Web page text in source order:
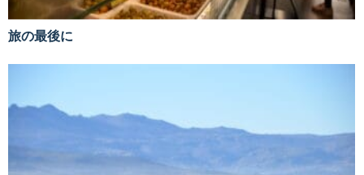
旅の最後に